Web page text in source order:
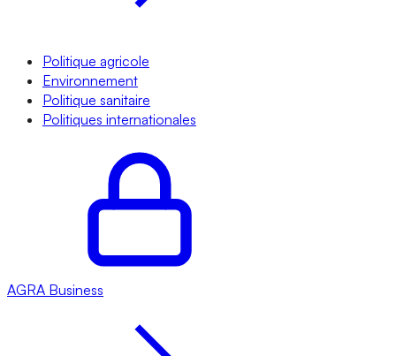
Politique agricole
Environnement
Politique sanitaire
Politiques internationales
AGRA Business